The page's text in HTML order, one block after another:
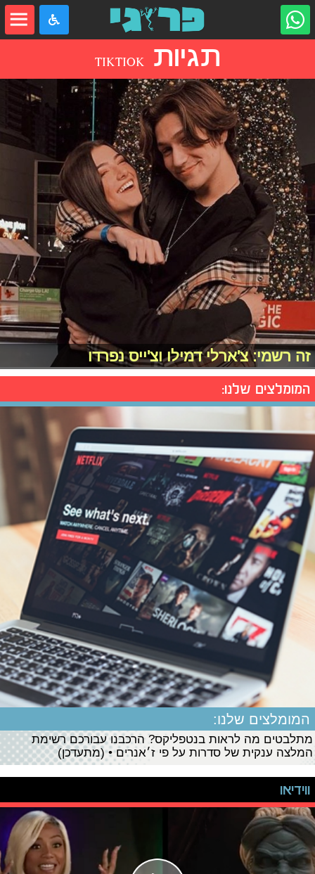
תגיות TIKTIOK
זה רשמי: צ'ארלי דמילו וצ'ייס נפרדו
המומלצים שלנו:
המומלצים שלנו:
מתלבטים מה לראות בנטפליקס? הרכבנו עבורכם רשימת
המלצה ענקית של סדרות על פי ז׳אנרים • (מתעדכן)
ווידיאו